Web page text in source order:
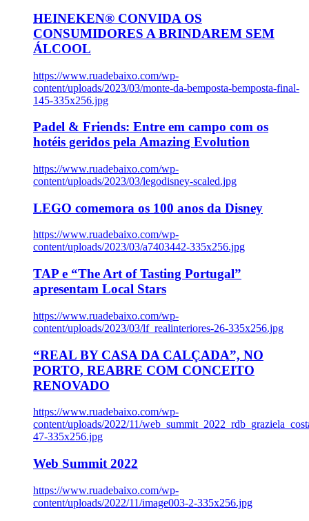
HEINEKEN® CONVIDA OS
CONSUMIDORES A BRINDAREM SEM
ÁLCOOL
https://www.ruadebaixo.com/wp-
content/uploads/2023/03/monte-da-bemposta-bemposta-final-
145-335x256.jpg
Padel & Friends: Entre em campo com os
hotéis geridos pela Amazing Evolution
https://www.ruadebaixo.com/wp-
content/uploads/2023/03/legodisney-scaled.jpg
LEGO comemora os 100 anos da Disney
https://www.ruadebaixo.com/wp-
content/uploads/2023/03/a7403442-335x256.jpg
TAP e “The Art of Tasting Portugal”
apresentam Local Stars
https://www.ruadebaixo.com/wp-
content/uploads/2023/03/lf_realinteriores-26-335x256.jpg
“REAL BY CASA DA CALÇADA”, NO
PORTO, REABRE COM CONCEITO
RENOVADO
https://www.ruadebaixo.com/wp-
content/uploads/2022/11/
47-335x256.jpg
Web Summit 2022
https://www.ruadebaixo.com/wp-
content/uploads/2022/11/image003-2-335x256.jpg